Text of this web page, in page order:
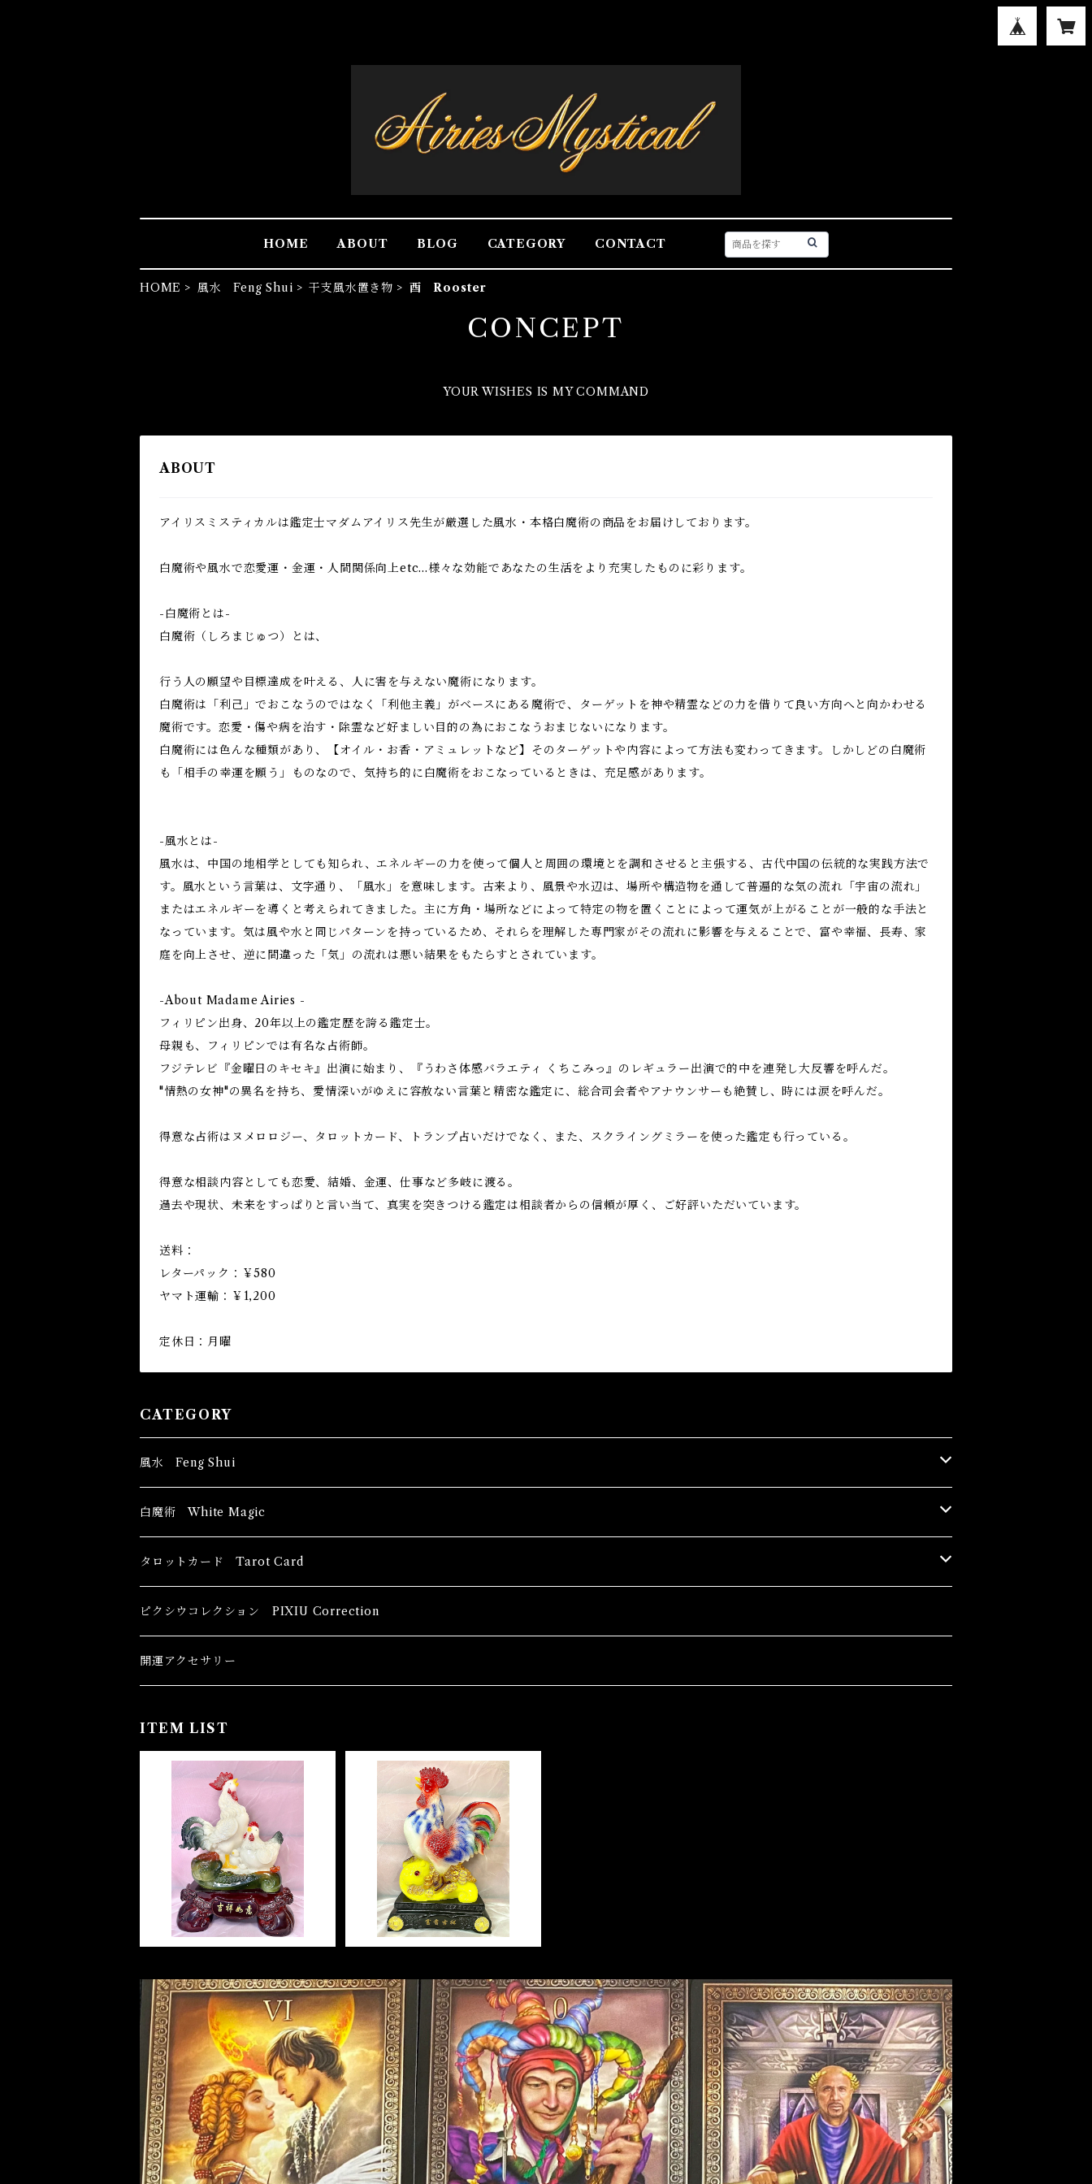
HOME ABOUT BLOG CATEGORY CONTACT
HOME 風水 Feng Shui 干支風水置き物 酉 Rooster
CONCEPT
YOUR WISHES IS MY COMMAND
ABOUT
アイリスミスティカルは鑑定士マダムアイリス先生が厳選した風水・本格白魔術の商品をお届けしております。
白魔術や風水で恋愛運・金運・人間関係向上etc...様々な効能であなたの生活をより充実したものに彩ります。
-白魔術とは-
白魔術（しろまじゅつ）とは、
行う人の願望や目標達成を叶える、人に害を与えない魔術になります。
白魔術は「利己」でおこなうのではなく「利他主義」がベースにある魔術で、ターゲットを神や精霊などの力を借りて良い方向へと向かわせる
魔術です。恋愛・傷や病を治す・除霊など好ましい目的の為におこなうおまじないになります。
白魔術には色んな種類があり、【オイル・お香・アミュレットなど】そのターゲットや内容によって方法も変わってきます。しかしどの白魔術
も「相手の幸運を願う」ものなので、気持ち的に白魔術をおこなっているときは、充足感があります。
-風水とは-
風水は、中国の地相学としても知られ、エネルギーの力を使って個人と周囲の環境とを調和させると主張する、古代中国の伝統的な実践方法で
す。風水という言葉は、文字通り、「風水」を意味します。古来より、風景や水辺は、場所や構造物を通して普遍的な気の流れ「宇宙の流れ」
またはエネルギーを導くと考えられてきました。主に方角・場所などによって特定の物を置くことによって運気が上がることが一般的な手法と
なっています。気は風や水と同じパターンを持っているため、それらを理解した専門家がその流れに影響を与えることで、富や幸福、長寿、家
庭を向上させ、逆に間違った「気」の流れは悪い結果をもたらすとされています。
-About Madame Airies -
フィリピン出身、20年以上の鑑定歴を誇る鑑定士。
母親も、フィリピンでは有名な占術師。
フジテレビ『金曜日のキセキ』出演に始まり、『うわさ体感バラエティ くちこみっ』のレギュラー出演で的中を連発し大反響を呼んだ。
"情熱の女神"の異名を持ち、愛情深いがゆえに容赦ない言葉と精密な鑑定に、総合司会者やアナウンサーも絶賛し、時には涙を呼んだ。
得意な占術はヌメロロジー、タロットカード、トランプ占いだけでなく、また、スクライングミラーを使った鑑定も行っている。
得意な相談内容としても恋愛、結婚、金運、仕事など多岐に渡る。
過去や現状、未来をすっぱりと言い当て、真実を突きつける鑑定は相談者からの信頼が厚く、ご好評いただいています。
送料：
レターパック：￥580
ヤマト運輸：￥1,200
定休日：月曜
CATEGORY
風水 Feng Shui
ブッダ Buddha
恋愛運
健康運 Health
金運 Money
キーチェーン
恋愛 Love
干支風水置き物
寅 Tiger
卯 Rabit
辰 Dragon
巳 Snake
午 Horse
未 Sheep
ブレスレット Bracelet
願望
仕事 Job
白魔術 White Magic
香油 Oils
恋愛 Love
金運 Money
自己実現 Self-realization
裁判 Trial
人間関係 Relationships
キャンドル Candles
恋愛 Love
自己実現 Self-Realization
スピリチュアル Spiritual
人間関係 RelationShips
線香 Stick Incense
仕事
人間関係
パウダー Magical Powder
恋愛 Love
金運 Money
人間関係 Relationships
自己実現 Self-Realization
スピリチュアル Spiritual
バス＆フロアウォッシュ Bath&Floor Wash
護身 Self-Defence
恋愛 Love
金運 Money
人間関係 Relationships
バスハーブ Bath Herb
恋愛 love
白魔術キット
恋愛
仕事
金運
魔除け
タロットカード Tarot Card
初心者向け For The Beginners
中級者向け
ピクシウコレクション PIXIU Correction
開運アクセサリー
ITEM LIST
Lucky Family Rooster ラ
ッキーファミリールスター ス
ーパービッグサイズ
¥30,800
Lucky Colorful Rooster
ラッキーカラフルルスター ス
ーパービッグサイズ
¥30,800